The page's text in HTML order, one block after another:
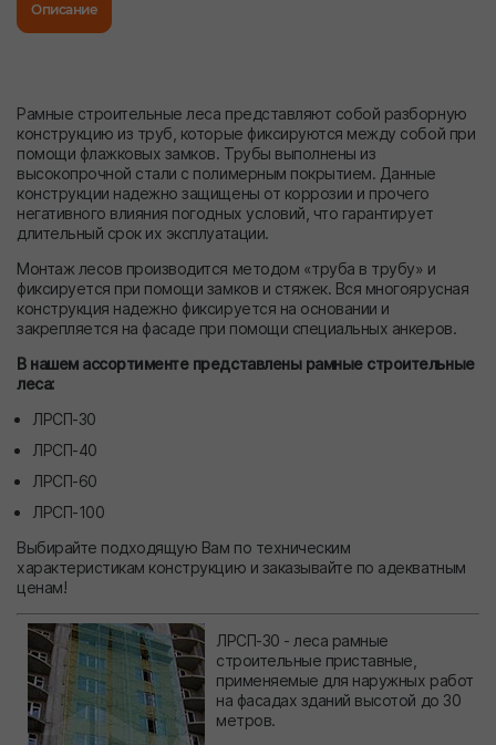
Описание
Рамные строительные леса представляют собой разборную
конструкцию из труб, которые фиксируются между собой при
помощи флажковых замков. Трубы выполнены из
высокопрочной стали с полимерным покрытием. Данные
конструкции надежно защищены от коррозии и прочего
негативного влияния погодных условий, что гарантирует
длительный срок их эксплуатации.
Монтаж лесов производится методом «труба в трубу» и
фиксируется при помощи замков и стяжек. Вся многоярусная
конструкция надежно фиксируется на основании и
закрепляется на фасаде при помощи специальных анкеров.
В нашем ассортименте представлены рамные строительные
леса:
ЛРСП-30
ЛРСП-40
ЛРСП-60
ЛРСП-100
Выбирайте подходящую Вам по техническим
характеристикам конструкцию и заказывайте по адекватным
ценам!
ЛРСП-30 - леса рамные
строительные приставные,
применяемые для наружных работ
на фасадах зданий высотой до 30
метров.